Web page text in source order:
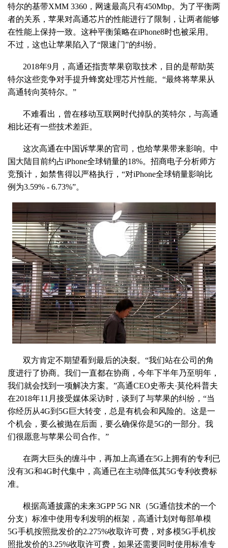
特尔的基带XMM 3360，网速最高只有450Mbp。为了平衡两
者的关系，苹果对高通芯片的性能进行了限制，让两者能够
在性能上保持一致。这种平衡策略在iPhone8时也被采用。
不过，这也让苹果陷入了“限速门”的纠纷。
2018年9月，高通还指责苹果窃取技术，目的是帮助英
特尔这些竞争对手提升蜂窝处理芯片性能。“最终将苹果从
高通转向英特尔。”
不难看出，曾在移动互联网时代掉队的英特尔，与高通
相比还有一些技术差距。
这次高通在中国诉苹果的官司，也给苹果带来影响。中
国大陆目前约占iPhone全球销量的18%。招商电子分析师方
竞预计，如禁售得以严格执行，“对iPhone全球销量影响比
例为3.59% - 6.73%”。
双方肯定不期望看到最后的决裂。“我们站在公司的角
度进行了协商。我们一直都在协商，今年下半年乃至明年，
我们就会找到一项解决方案。”高通CEO史蒂夫·莫伦科普夫
在2018年11月接受媒体采访时，谈到了与苹果的纠纷，“当
你经历从4G到5G巨大转变，总是有机会和风险的。这是一
个机会，要么被抛在后面，要么确保你是5G的一部分。我
们很愿意与苹果公司合作。”
在两大巨头的缠斗中，再加上高通在5G上拥有的专利已
没有3G和4G时代集中，高通已在主动降低其5G专利收费标
准。
根据高通披露的未来3GPP 5G NR（5G通信技术的一个
分支）标准中使用专利发明的框架，高通计划对每部单模
5G手机按照批发价的2.275%收取许可费，对多模5G手机按
照批发价的3.25%收取许可费，如果还需要同时使用标准专